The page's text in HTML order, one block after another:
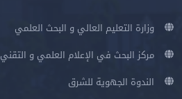
وزارة التعليم العالي و البحث العلمي
مركز البحث في الإعلام العلمي و التقني
الندوة الجهوية للشرق